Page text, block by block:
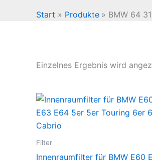
Start Produkte BMW 64
Einzelnes Ergebnis wird
Filter
Innenraumfilter für BMW E60